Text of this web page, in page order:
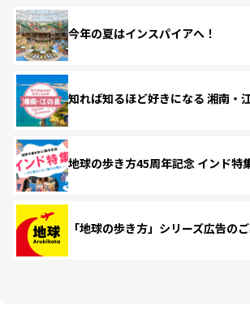
今年の夏はインスパイアへ！
知れば知るほど好きになる 湘南・
地球の歩き方45周年記念 インド特
「地球の歩き方」シリーズ広告の